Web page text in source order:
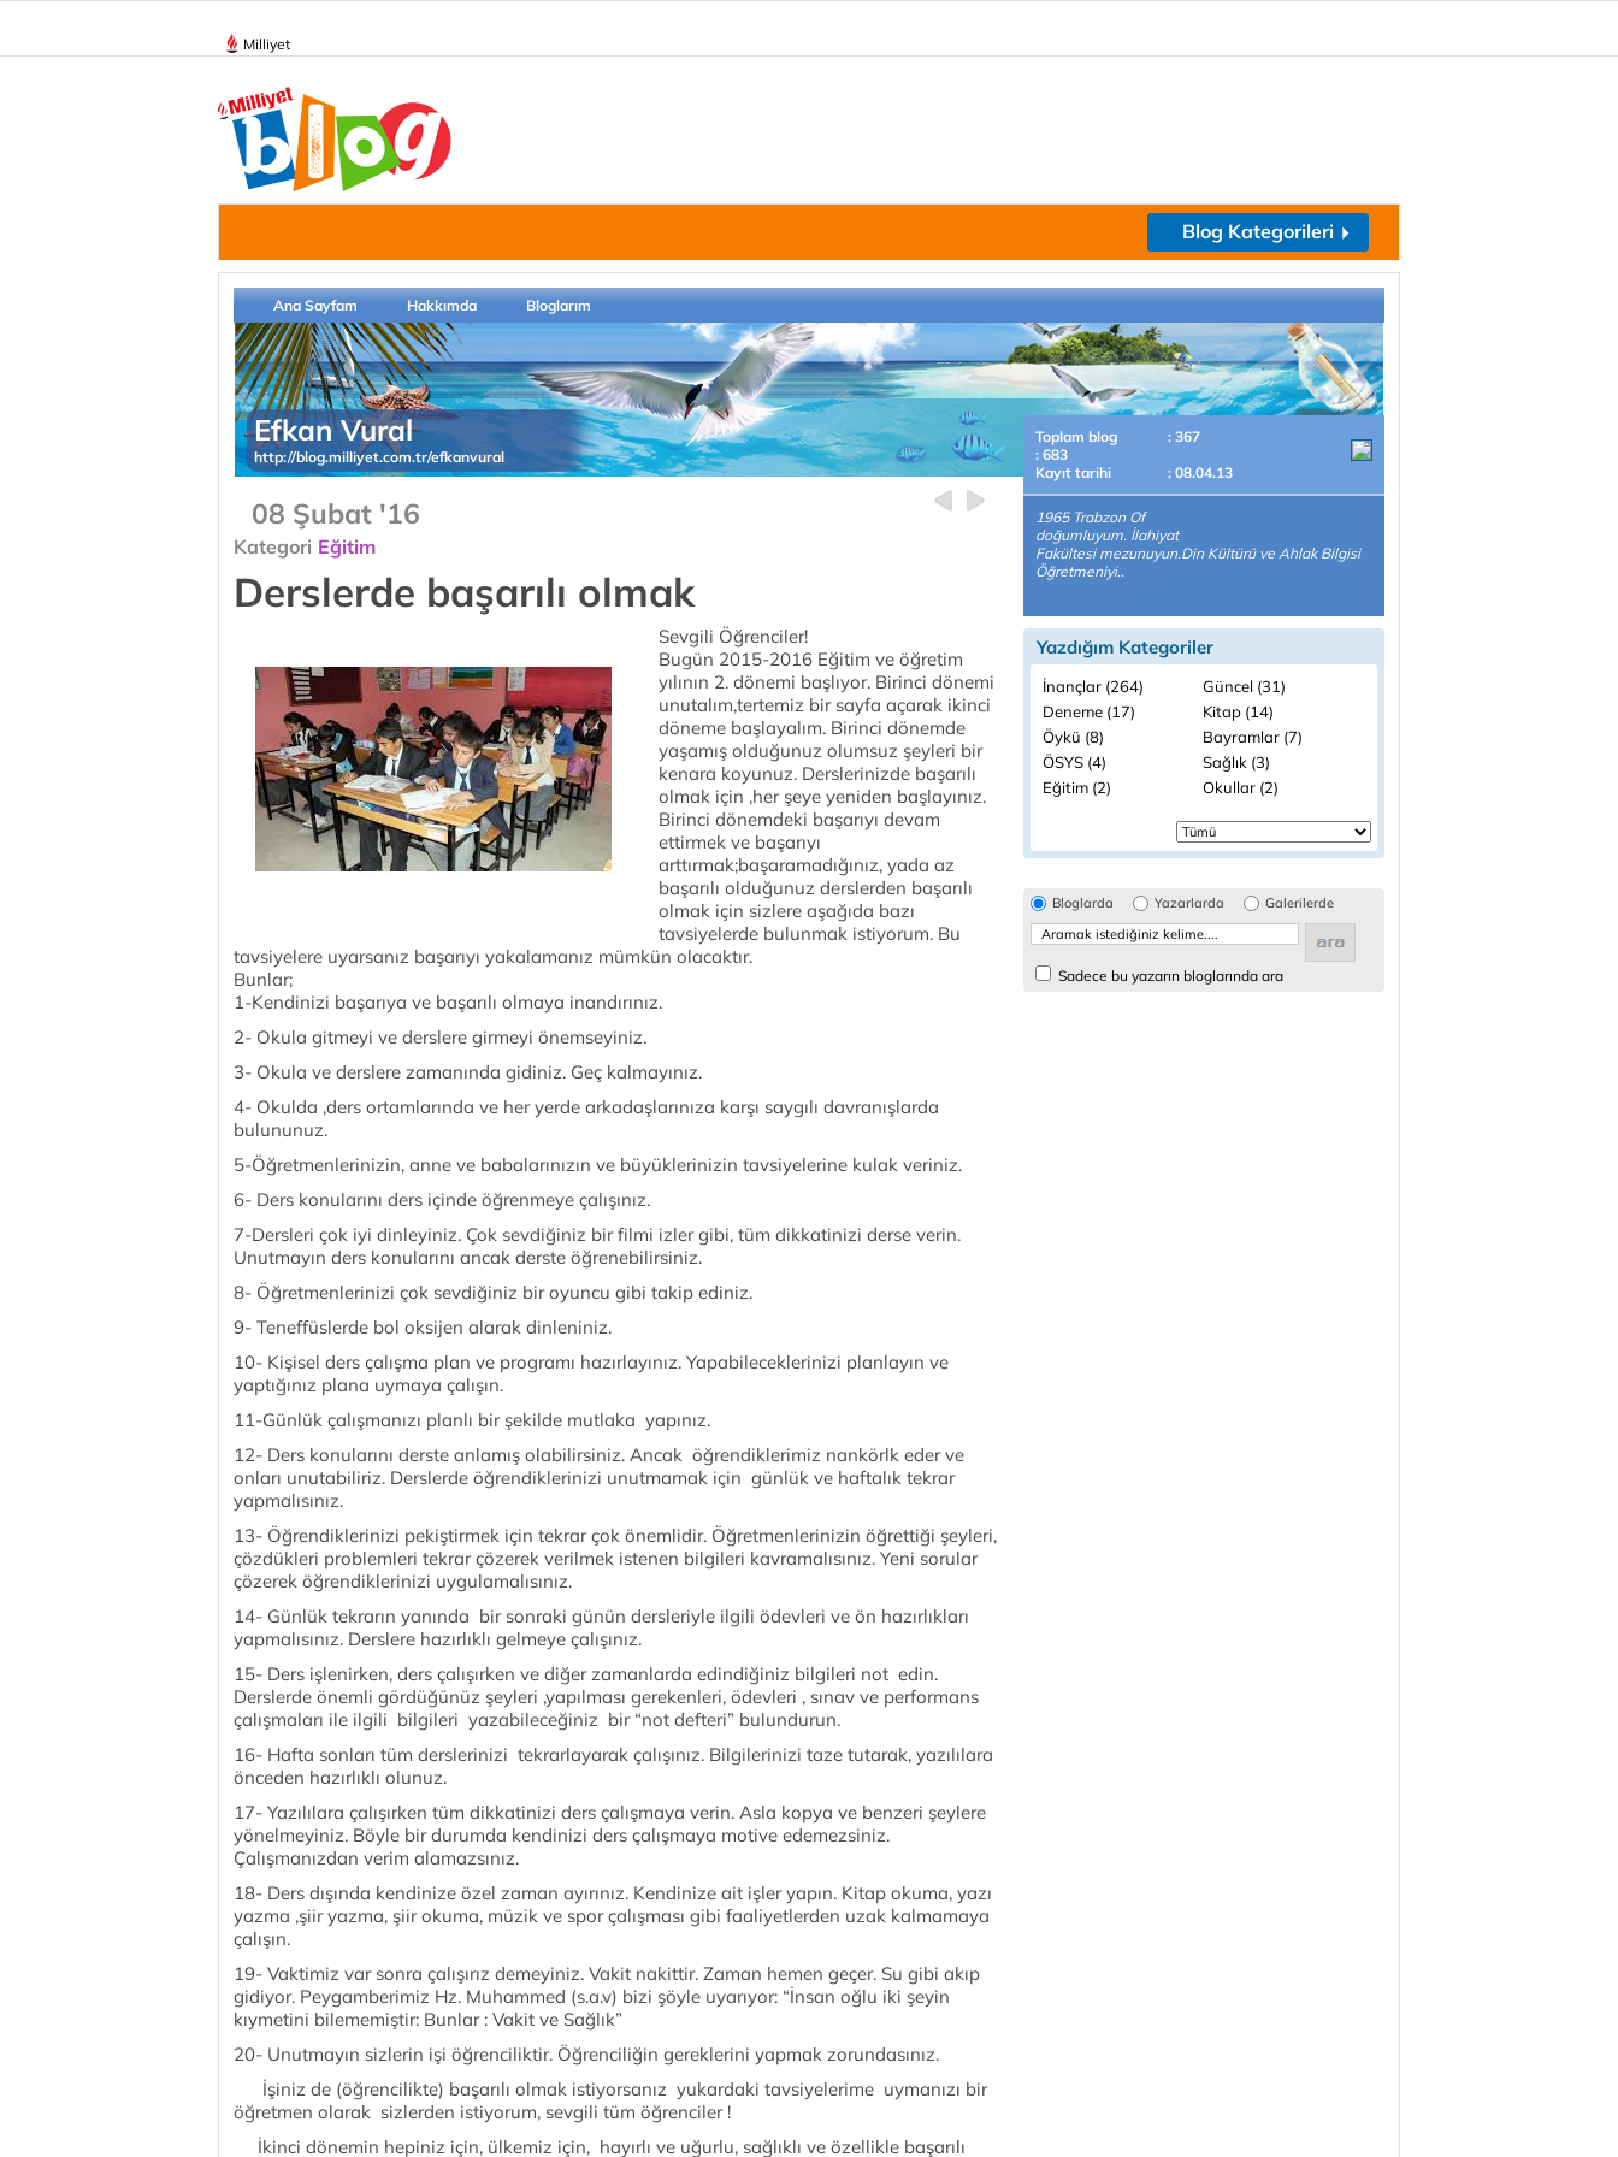
Milliyet
Blog Kategorileri
Ana Sayfam Hakkımda Bloglarım
Efkan Vural
http://blog.milliyet.com.tr/efkanvural
08 Şubat '16
Kategori Eğitim
Derslerde başarılı olmak
Sevgili Öğrenciler!
Bugün 2015-2016 Eğitim ve öğretim
yılının 2. dönemi başlıyor. Birinci dönemi
unutalım,tertemiz bir sayfa açarak ikinci
döneme başlayalım. Birinci dönemde
yaşamış olduğunuz olumsuz şeyleri bir
kenara koyunuz. Derslerinizde başarılı
olmak için ,her şeye yeniden başlayınız.
Birinci dönemdeki başarıyı devam
ettirmek ve başarıyı
arttırmak;başaramadığınız, yada az
başarılı olduğunuz derslerden başarılı
olmak için sizlere aşağıda bazı
tavsiyelerde bulunmak istiyorum. Bu
tavsiyelere uyarsanız başarıyı yakalamanız mümkün olacaktır.
Bunlar;
1-Kendinizi başarıya ve başarılı olmaya inandırınız.
2- Okula gitmeyi ve derslere girmeyi önemseyiniz.
3- Okula ve derslere zamanında gidiniz. Geç kalmayınız.
4- Okulda ,ders ortamlarında ve her yerde arkadaşlarınıza karşı saygılı davranışlarda
bulununuz.
5-Öğretmenlerinizin, anne ve babalarınızın ve büyüklerinizin tavsiyelerine kulak veriniz.
6- Ders konularını ders içinde öğrenmeye çalışınız.
7-Dersleri çok iyi dinleyiniz. Çok sevdiğiniz bir filmi izler gibi, tüm dikkatinizi derse verin.
Unutmayın ders konularını ancak derste öğrenebilirsiniz.
8- Öğretmenlerinizi çok sevdiğiniz bir oyuncu gibi takip ediniz.
9- Teneffüslerde bol oksijen alarak dinleniniz.
10- Kişisel ders çalışma plan ve programı hazırlayınız. Yapabileceklerinizi planlayın ve
yaptığınız plana uymaya çalışın.
11-Günlük çalışmanızı planlı bir şekilde mutlaka yapınız.
12- Ders konularını derste anlamış olabilirsiniz. Ancak öğrendiklerimiz nankörlk eder ve
onları unutabiliriz. Derslerde öğrendiklerinizi unutmamak için günlük ve haftalık tekrar
yapmalısınız.
13- Öğrendiklerinizi pekiştirmek için tekrar çok önemlidir. Öğretmenlerinizin öğrettiği şeyleri,
çözdükleri problemleri tekrar çözerek verilmek istenen bilgileri kavramalısınız. Yeni sorular
çözerek öğrendiklerinizi uygulamalısınız.
14- Günlük tekrarın yanında bir sonraki günün dersleriyle ilgili ödevleri ve ön hazırlıkları
yapmalısınız. Derslere hazırlıklı gelmeye çalışınız.
15- Ders işlenirken, ders çalışırken ve diğer zamanlarda edindiğiniz bilgileri not edin.
Derslerde önemli gördüğünüz şeyleri ,yapılması gerekenleri, ödevleri , sınav ve performans
çalışmaları ile ilgili bilgileri yazabileceğiniz bir “not defteri” bulundurun.
16- Hafta sonları tüm derslerinizi tekrarlayarak çalışınız. Bilgilerinizi taze tutarak, yazılılara
önceden hazırlıklı olunuz.
17- Yazılılara çalışırken tüm dikkatinizi ders çalışmaya verin. Asla kopya ve benzeri şeylere
yönelmeyiniz. Böyle bir durumda kendinizi ders çalışmaya motive edemezsiniz.
Çalışmanızdan verim alamazsınız.
18- Ders dışında kendinize özel zaman ayırınız. Kendinize ait işler yapın. Kitap okuma, yazı
yazma ,şiir yazma, şiir okuma, müzik ve spor çalışması gibi faaliyetlerden uzak kalmamaya
çalışın.
19- Vaktimiz var sonra çalışırız demeyiniz. Vakit nakittir. Zaman hemen geçer. Su gibi akıp
gidiyor. Peygamberimiz Hz. Muhammed (s.a.v) bizi şöyle uyarıyor: “İnsan oğlu iki şeyin
kıymetini bilememiştir: Bunlar : Vakit ve Sağlık”
20- Unutmayın sizlerin işi öğrenciliktir. Öğrenciliğin gereklerini yapmak zorundasınız.
İşiniz de (öğrencilikte) başarılı olmak istiyorsanız yukardaki tavsiyelerime uymanızı bir
öğretmen olarak sizlerden istiyorum, sevgili tüm öğrenciler !
İkinci dönemin hepiniz için, ülkemiz için, hayırlı ve uğurlu, sağlıklı ve özellikle başarılı
Toplam blog
: 367
: 683
Kayıt tarihi
: 08.04.13
1965 Trabzon Of
doğumluyum. İlahiyat
Fakültesi mezunuyun.Din Kültürü ve Ahlak Bilgisi
Öğretmeniyi..
Yazdığım Kategoriler
İnançlar (264)
Güncel (31)
Deneme (17)
Kitap (14)
Öykü (8)
Bayramlar (7)
ÖSYS (4)
Sağlık (3)
Eğitim (2)
Okullar (2)
Bloglarda Yazarlarda Galerilerde
Sadece bu yazarın bloglarında ara